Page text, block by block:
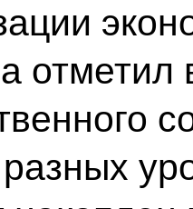
отметил